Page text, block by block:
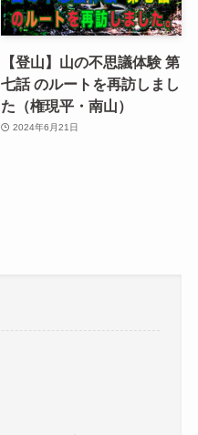
【登山】山の不思議体験 第
七話 のルートを再訪しまし
た（権現平・南山）
2024年6月21日